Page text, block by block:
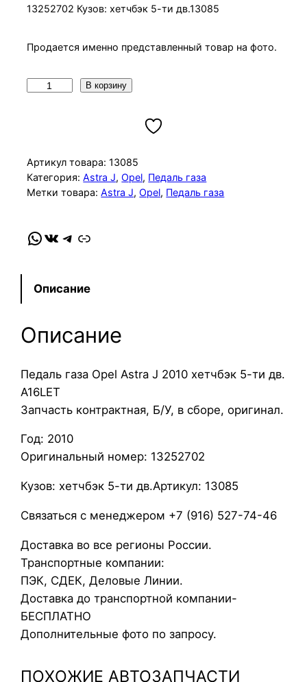
13252702 Кузов: хетчбэк 5-ти дв.13085
Продается именно представленный товар на фото.
ч
е
с
в
о
р
П
е
д
л
ь
г
а
з
O
p
e
l
A
s
r
В корзину
Артикул товара: 13085
Категория:Astra J, Opel, Педаль газа
Метки товара:Astra J, Opel, Педаль газа
WhatsApp VK Telegram Link
Описание
Описание
Педаль газа Opel Astra J 2010 хетчбэк 5-ти дв.
A16LET
Запчасть контрактная, Б/У, в сборе, оригинал.
Год: 2010
Оригинальный номер: 13252702
Кузов: хетчбэк 5-ти дв.Артикул: 13085
Связаться с менеджером +7 (916) 527-74-46
Доставка во все регионы России.
Транспортные компании:
ПЭК, СДЕК, Деловые Линии.
Доставка до транспортной компании-
БЕСПЛАТНО
Дополнительные фото по запросу.
ПОХОЖИЕ АВТОЗАПЧАСТИ